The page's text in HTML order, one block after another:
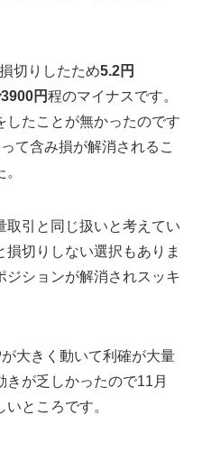
切りしたため5.2円
円程のマイナスです。
したことが無かったのです
て含み損が解消されるこ
取引と同じ扱いと考えてい
損切りしない選択もありま
ションが解消されスッキ
が大きく動いて利確が大量
が乏しかったので11月
ところです。